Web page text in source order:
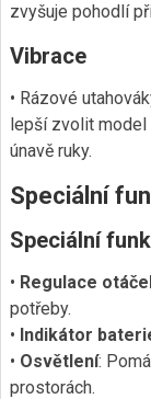
zvyšuje pohodlí
Vibrace
• Rázové
lepší zvolit model
únavě ruky.
Speciální
Speciální
• Regulace
potřeby.
• Indikátor
• Osvětlení:
prostorách.